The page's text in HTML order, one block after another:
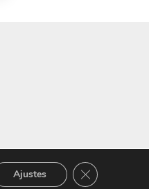
Cookies
Ajustes Cerrar el